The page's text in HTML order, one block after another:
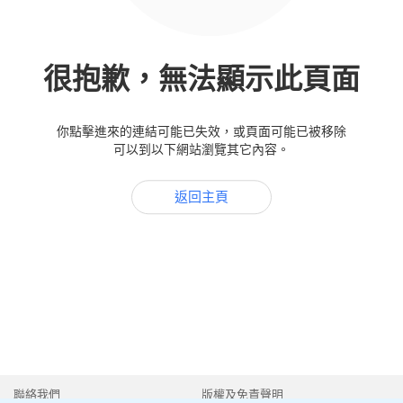
很抱歉，無法顯示此頁面
你點擊進來的連結可能已失效，或頁面可能已被移除
可以到以下網站瀏覽其它內容。
返回主頁
聯絡我們 版權及免責聲明